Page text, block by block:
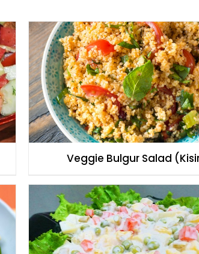
Veggie Bulgur Salad